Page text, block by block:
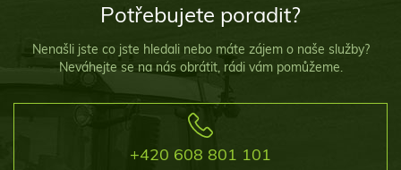
Potřebujete poradit?
Nenašli jste co jste hledali nebo máte zájem o naše služby?
Neváhejte se na nás obrátit, rádi vám pomůžeme.
+420 608 801 101